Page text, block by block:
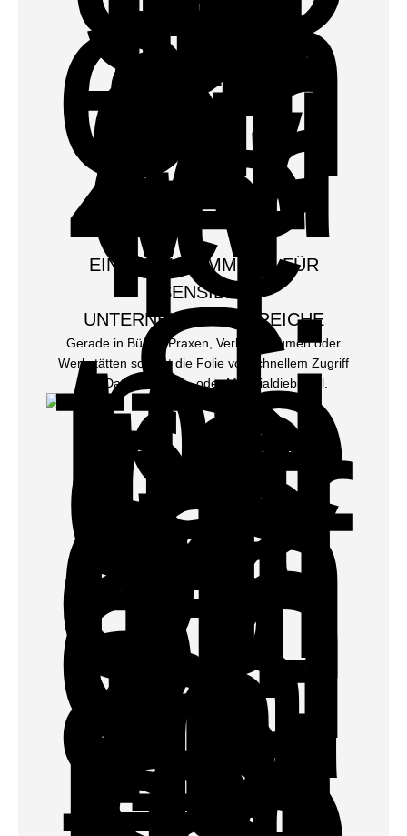
EINBRUCHHEMMUNG FÜR
SENSIBLE
UNTERNEHMENSBEREICHE
Gerade in Büros, Praxen, Verkaufsräumen oder
Werkstätten schützt die Folie vor schnellem Zugriff
und Daten-, Waren- oder Materialdiebstahl.